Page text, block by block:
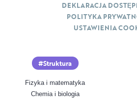
Struktura
Fizyka i matematyka
Chemia i biologia
DEKLARACJA
POLITYKA
USTAWIENIA